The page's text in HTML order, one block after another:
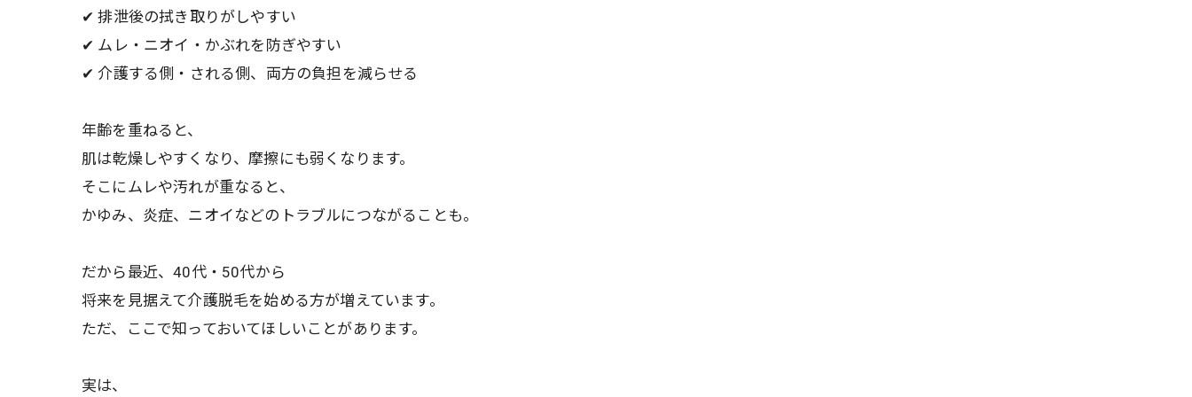
✔ 排泄後の拭き取りがしやすい
✔ ムレ・ニオイ・かぶれを防ぎやすい
✔ 介護する側・される側、両方の負担を減らせる
年齢を重ねると、
肌は乾燥しやすくなり、摩擦にも弱くなります。
そこにムレや汚れが重なると、
かゆみ、炎症、ニオイなどのトラブルにつながることも。
だから最近、40代・50代から
将来を見据えて介護脱毛を始める方が増えています。
ただ、ここで知っておいてほしいことがあります。
実は、